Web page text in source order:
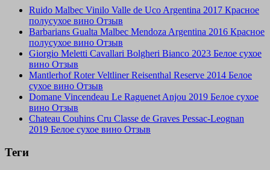
Ruido Malbec Vinilo Valle de Uco Argentina 2017 Красное
полусухое вино Отзыв
Barbarians Gualta Malbec Mendoza Argentina 2016 Красное
полусухое вино Отзыв
Giorgio Meletti Cavallari Bolgheri Bianco 2023 Белое сухое
вино Отзыв
Mantlerhof Roter Veltliner Reisenthal Reserve 2014 Белое
сухое вино Отзыв
Domane Vincendeau Le Raguenet Anjou 2019 Белое сухое
вино Отзыв
Chateau Couhins Cru Classe de Graves Pessac-Leognan
2019 Белое сухое вино Отзыв
Теги